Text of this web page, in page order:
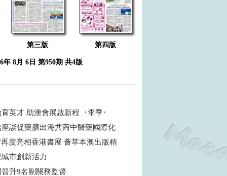
第三版 第四版
年 8月 6日 第950期 共4版
英才 助澳會展啟新程 ･李季･
談促藥膳出海共商中醫藥國際化
再度亮相香港書展 薈萃本澳出版精
市創新活力
升9名副關務監督